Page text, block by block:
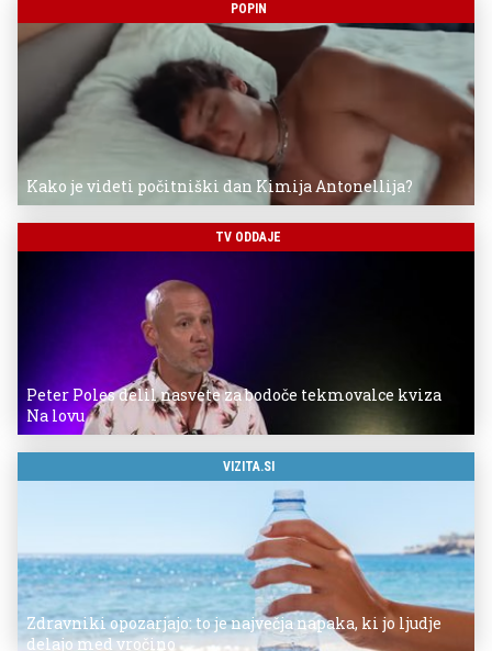
POPIN
Kako je videti počitniški dan Kimija Antonellija?
TV ODDAJE
Peter Poles delil nasvete za bodoče tekmovalce kviza
Na lovu
VIZITA.SI
Zdravniki opozarjajo: to je največja napaka, ki jo ljudje
delajo med vročino